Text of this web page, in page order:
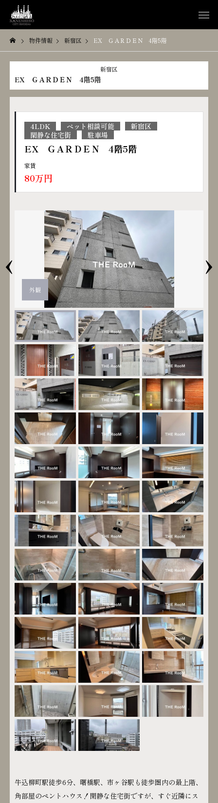
物件情報 新宿区 EX ＧＡＲＤＥＮ 4階5階
新宿区
EX ＧＡＲＤＥＮ 4階5階
4LDK ペット相談可能
新宿区
閑静な住宅街
駐車場
EX ＧＡＲＤＥＮ 4階5階
家賃
80万円
外観
‹ ›
牛込柳町駅徒歩6分、曙橋駅、市ヶ谷駅も徒歩圏内の最上階、
角部屋のペントハウス！閑静な住宅街ですが、すぐ近隣にス